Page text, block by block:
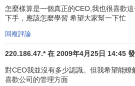
怎麼樣算是一個真正的CEO,我也很喜歡
下手，應該怎麼學習 希望大家幫一下忙
回複評論
220.186.47.* 在 2009年4月25日 14:45
對CEO我並沒有多少認識。但我希望能
喜歡公司的管理方面